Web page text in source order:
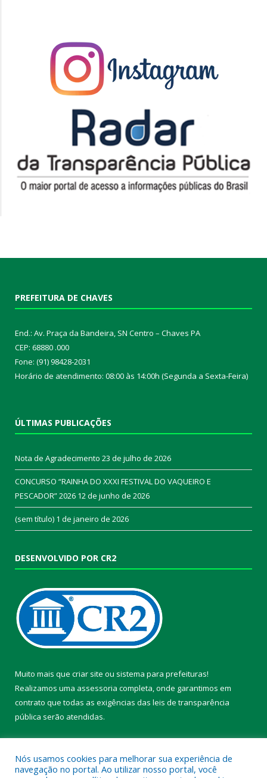
PREFEITURA DE CHAVES
End.: Av. Praça da Bandeira, SN Centro – Chaves PA
CEP: 68880 .000
Fone: (91) 98428-2031
Horário de atendimento: 08:00 às 14:00h (Segunda a Sexta-Feira)
ÚLTIMAS PUBLICAÇÕES
Nota de Agradecimento 23 de julho de 2026
CONCURSO “RAINHA DO XXXI FESTIVAL DO VAQUEIRO E
PESCADOR” 2026 12 de junho de 2026
(sem título) 1 de janeiro de 2026
DESENVOLVIDO POR CR2
Muito mais que criar site ou sistema para prefeituras!
Realizamos uma assessoria completa, onde garantimos em
contrato que todas as exigências das leis de transparência
pública serão atendidas.
Nós usamos cookies para melhorar sua experiência de
navegação no portal. Ao utilizar nosso portal, você